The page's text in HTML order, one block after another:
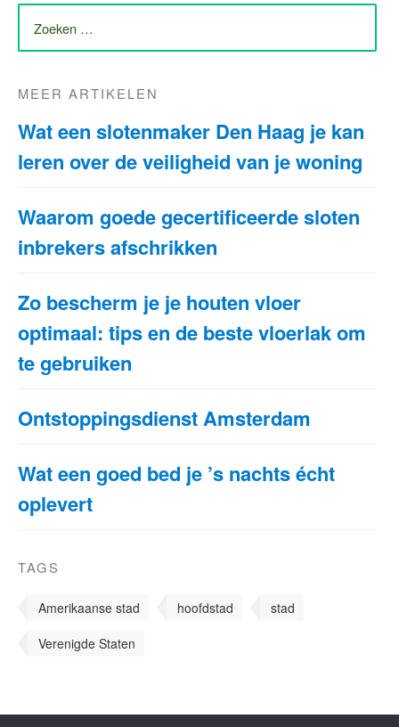
ZOEK
NAAR:
MEER ARTIKELEN
Wat een slotenmaker Den Haag je kan
leren over de veiligheid van je woning
Waarom goede gecertificeerde sloten
inbrekers afschrikken
Zo bescherm je je houten vloer
optimaal: tips en de beste vloerlak om
te gebruiken
Ontstoppingsdienst Amsterdam
Wat een goed bed je ’s nachts écht
oplevert
TAGS
Amerikaanse stad hoofdstad
stad
Verenigde Staten